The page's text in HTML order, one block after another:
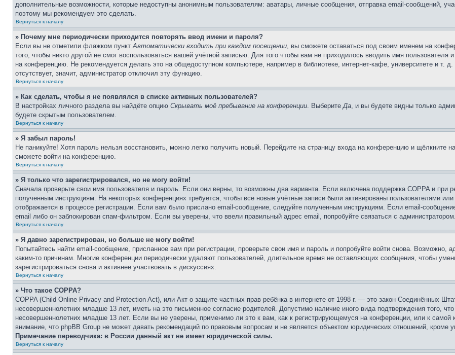
дополнительные возможности, которые недоступны анонимным пользователям: аватары, личные сообщения, отправка email-сообщений,
поэтому мы рекомендуем это сделать.
Вернуться к началу
» Почему мне периодически приходится повторять ввод имени и пароля?
Если вы не отметили флажком пунктАвтоматически входить при каждом посещении, вы сможете оставаться под своим именем на
того, чтобы никто другой не смог воспользоваться вашей учётной записью. Для того чтобы вам не приходилось вводить имя
на конференцию. Не рекомендуется делать это на общедоступном компьютере, например в библиотеке, интернет-кафе, университете и т.
отсутствует, значит, администратор отключил эту функцию.
Вернуться к началу
» Как сделать, чтобы я не появлялся в списке активных пользователей?
В настройках личного раздела вы найдёте опцию Скрывать моё пребывание на конференции. ВыберитеДа, и вы будете видны только
будете скрытым пользователем.
Вернуться к началу
» Я забыл пароль!
Не паникуйте! Хотя пароль нельзя восстановить, можно легко получить новый. Перейдите на страницу входа на конференцию и щёлкните
сможете войти на конференцию.
Вернуться к началу
» Я только что зарегистрировался, но не могу войти!
Сначала проверьте свои имя пользователя и пароль. Если они верны, то возможны два варианта. Если включена поддержка COPPA и при
полученным инструкциям. На некоторых конференциях требуется, чтобы все новые учётные записи были активированы пользователями
отображается в процессе регистрации. Если вам было прислано email-сообщение, следуйте полученным инструкциям. Если email-
email либо он заблокирован спам-фильтром. Если вы уверены, что ввели правильный адрес email, попробуйте связаться с администратором.
Вернуться к началу
» Я давно зарегистрирован, но больше не могу войти!
Попытайтесь найти email-сообщение, присланное вам при регистрации, проверьте свои имя и пароль и попробуйте войти снова. Возможно,
каким-то причинам. Многие конференции периодически удаляют пользователей, длительное время не оставляющих сообщения, чтобы
зарегистрироваться снова и активнее участвовать в дискуссиях.
Вернуться к началу
» Что такое COPPA?
COPPA (Child Online Privacy and Protection Act), или Акт о защите частных прав ребёнка в интернете от 1998 г. — это закон Соединённых
несовершеннолетних младше 13 лет, иметь на это письменное согласие родителей. Допустимо наличие иного вида подтверждения того,
несовершеннолетних младше 13 лет. Если вы не уверены, применимо ли это к вам, как к регистрирующемуся на конференции, или к
внимание, что phpBB Group не может давать рекомендаций по правовым вопросам и не является объектом юридических отношений, кроме
Примечание переводчика: в России данный акт не имеет юридической силы.
Вернуться к началу